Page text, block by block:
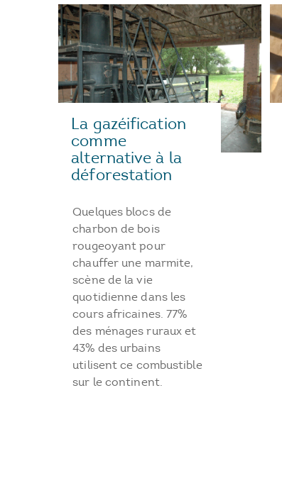
La gazéification
comme
alternative à la
déforestation
Quelques blocs de
charbon de bois
rougeoyant pour
chauffer une marmite,
scène de la vie
quotidienne dans les
cours africaines. 77%
des ménages ruraux et
43% des urbains
utilisent ce combustible
sur le continent.